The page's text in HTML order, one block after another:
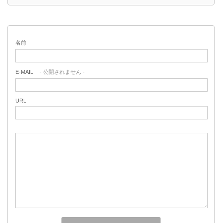
名前
E-MAIL - 公開されません -
URL